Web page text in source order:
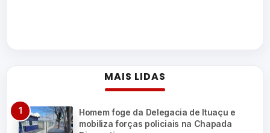
MAIS LIDAS
Homem foge da Delegacia de Ituaçu e
mobiliza forças policiais na Chapada